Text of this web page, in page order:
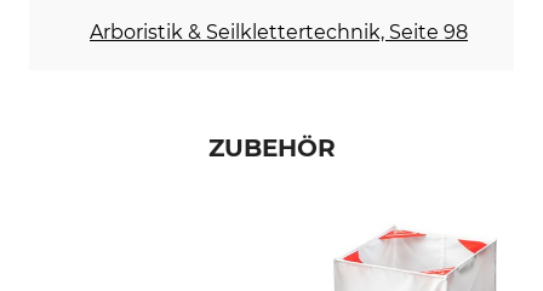
Arboristik & Seilklettertechnik, Seite 98
ZUBEHÖR